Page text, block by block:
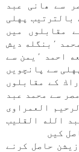
٬سویڈن سے حسين حيدر زاده ٬مصر سے ھانی عبد
نے بالترتيب پهلی
مقابلوں میں
ايران سے معتز آقائ ٬ليبيا سے جمعه علی محمد ٬بنگله ديش
سے محمد اسمعاعيل ٬مصر سے احمد فتحی جمعه احمد ٬يمن سے
بالترتيب پهلی سے پانچویں
كے مقابلوں
میں ايران سے محمد رضا خالقی اصفهانی ٬مصر سے محمد عبد
العمراوی
حاتم عبد الله القليب
كیں
حاصل كرنے